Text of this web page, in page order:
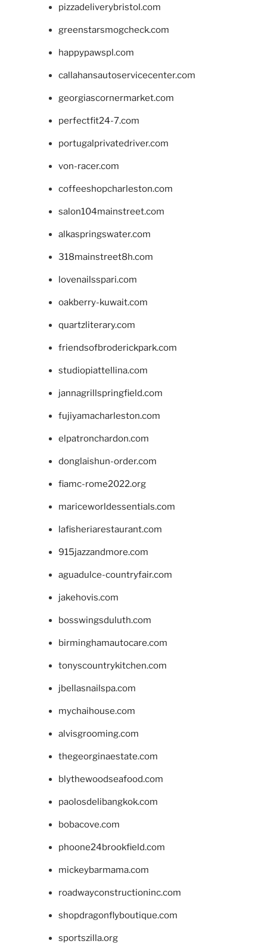
pizzadeliverybristol.com
greenstarsmogcheck.com
happypawspl.com
callahansautoservicecenter.com
georgiascornermarket.com
perfectfit24-7.com
portugalprivatedriver.com
von-racer.com
coffeeshopcharleston.com
salon104mainstreet.com
alkaspringswater.com
318mainstreet8h.com
lovenailsspari.com
oakberry-kuwait.com
quartzliterary.com
friendsofbroderickpark.com
studiopiattellina.com
jannagrillspringfield.com
fujiyamacharleston.com
elpatronchardon.com
donglaishun-order.com
fiamc-rome2022.org
mariceworldessentials.com
lafisheriarestaurant.com
915jazzandmore.com
aguadulce-countryfair.com
jakehovis.com
bosswingsduluth.com
birminghamautocare.com
tonyscountrykitchen.com
jbellasnailspa.com
mychaihouse.com
alvisgrooming.com
thegeorginaestate.com
blythewoodseafood.com
paolosdelibangkok.com
bobacove.com
phoone24brookfield.com
mickeybarmama.com
roadwayconstructioninc.com
shopdragonflyboutique.com
sportszilla.org